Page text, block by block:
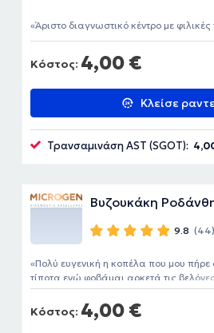
Κόστος: 4,00 €
Κλείσε
Άριστο διαγνωστικό κέντρο με φιλικές
Τρανσαμινάση AST (SGOT):
Βυζουκάκη
9.8 (44)
Κόστος: 4,00 €
Πολύ ευγενική η κοπέλα που μου πήρε
τίποτα ενώ φοβάμαι αρκετά τις
Τα αποτελέσματα ήρθαν το μεσημέρι
πολύ ικανοποιημένη! Θα επαναλάβω τις